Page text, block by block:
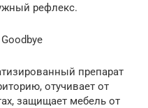
рефлекс.
препарат
отучивает от
защищает мебель от